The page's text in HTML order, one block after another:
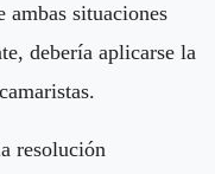
ambas situaciones
debería aplicarse la
resolución